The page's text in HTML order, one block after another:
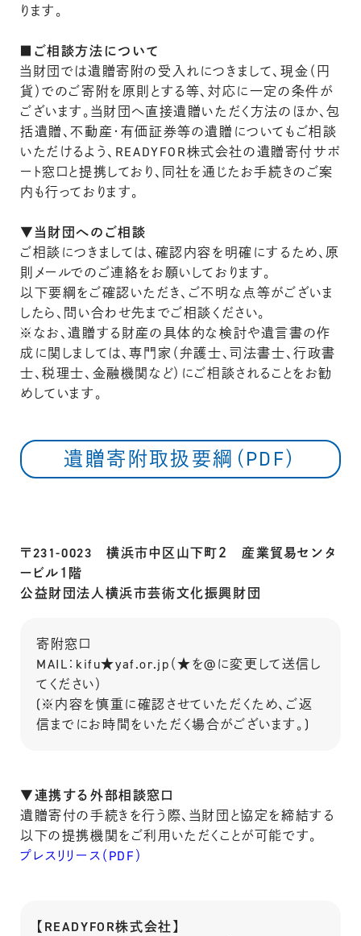
ります。
■ご相談方法について
当財団では遺贈寄附の受入れにつきまして、現金（円
貨）でのご寄附を原則とする等、対応に一定の条件が
ございます。当財団へ直接遺贈いただく方法のほか、包
括遺贈、不動産・有価証券等の遺贈についてもご相談
いただけるよう、READYFOR株式会社の遺贈寄付サポ
ート窓口と提携しており、同社を通じたお手続きのご案
内も行っております。
▼当財団へのご相談
ご相談につきましては、確認内容を明確にするため、原
則メールでのご連絡をお願いしております。
以下要綱をご確認いただき、ご不明な点等がございま
したら、問い合わせ先までご相談ください。
※なお、遺贈する財産の具体的な検討や遺言書の作
成に関しましては、専門家（弁護士、司法書士、行政書
士、税理士、金融機関など）にご相談されることをお勧
めしています。
遺贈寄附取扱要綱（PDF）
〒231-0023 横浜市中区山下町２ 産業貿易センタ
ービル１階
公益財団法人横浜市芸術文化振興財団
寄附窓口
MAIL：kifu★yaf.or.jp（★を@に変更して送信し
てください）
(※内容を慎重に確認させていただくため、ご返
信までにお時間をいただく場合がございます。)
▼連携する外部相談窓口
遺贈寄付の手続きを行う際、当財団と協定を締結する
以下の提携機関をご利用いただくことが可能です。
プレスリリース（PDF）
【READYFOR株式会社】